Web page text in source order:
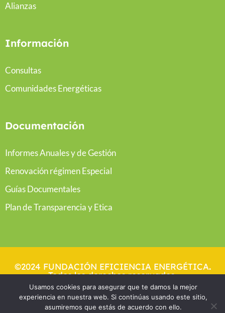
Alianzas
Información
Consultas
Comunidades Energéticas
Documentación
Informes Anuales y de Gestión
Renovación régimen Especial
Guías Documentales
Plan de Transparencia y Etica
©2024 FUNDACIÓN EFICIENCIA ENERGÉTICA.
Todos los derechos reservados.
Usamos cookies para asegurar que te damos la mejor
experiencia en nuestra web. Si continúas usando este sitio,
asumiremos que estás de acuerdo con ello.